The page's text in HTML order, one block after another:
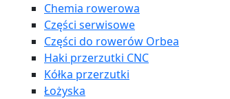
Chemia rowerowa
Części serwisowe
Części do rowerów Orbea
Haki przerzutki CNC
Kółka przerzutki
Łożyska